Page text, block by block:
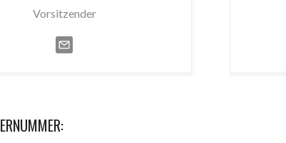
Vorsitzender